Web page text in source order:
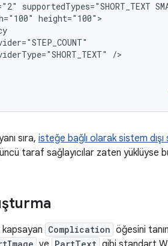
supportedTypes="SHORT_TEXT
sıra, isteğe bağlı olarak sistem dışı
taraf sağlayıcılar zaten yüklüyse
kapsayan Complication öğesini